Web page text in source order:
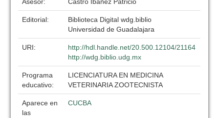
Editorial:
Biblioteca Digital wdg.biblio
Universidad de Guadalajara
URI:
http://hdl.handle.net/20.500.12104/21164
http://wdg.biblio.udg.mx
Programa
educativo:
LICENCIATURA EN MEDICINA
VETERINARIA ZOOTECNISTA
Aparece en
las
CUCBA